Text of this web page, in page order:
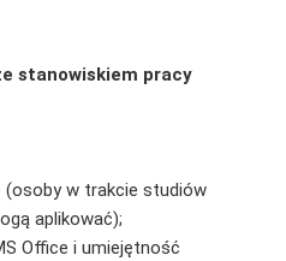
stanowiskiem pracy
(osoby w trakcie studiów
aplikować);
Office i umiejętność